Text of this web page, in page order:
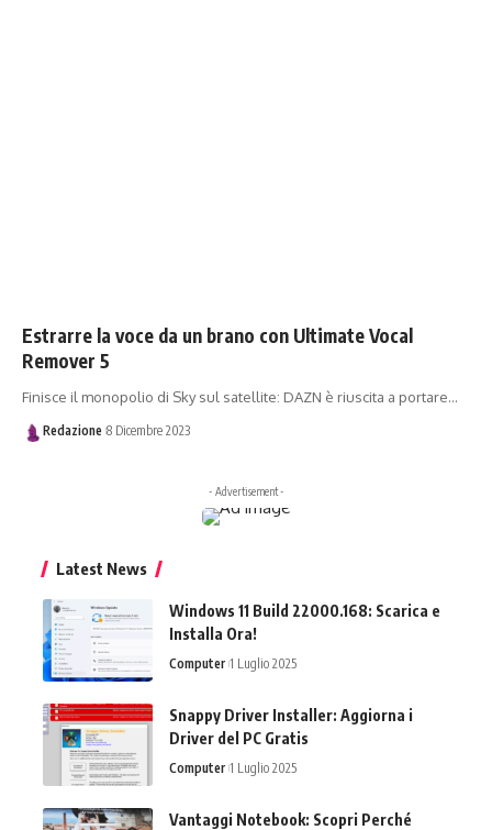
Estrarre la voce da un brano con Ultimate Vocal
Remover 5
Finisce il monopolio di Sky sul satellite: DAZN è riuscita a portare…
Redazione 8 Dicembre 2023
- Advertisement -
Latest News
Windows 11 Build 22000.168: Scarica e
Installa Ora!
Computer 1 Luglio 2025
Snappy Driver Installer: Aggiorna i
Driver del PC Gratis
Computer 1 Luglio 2025
Vantaggi Notebook: Scopri Perché